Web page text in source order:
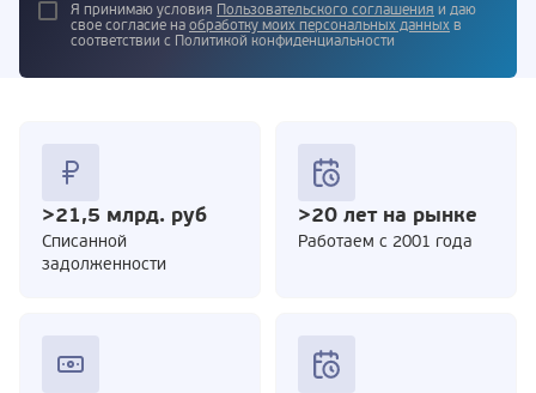
Я принимаю условия Пользовательского соглашения и даю
свое согласие на обработку моих персональных данных в
соответствии с Политикой конфиденциальности
>21,5 млрд. руб
Cписанной
задолженности
>20 лет на рынке
Работаем с 2001 года